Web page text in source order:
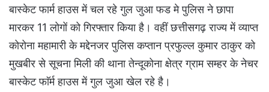
बास्केट फार्म हाउस में चल रहे गुल जुआ फड मे पुलिस ने छापा
मारकर 11 लोगों को गिरफ्तार किया है। वहीं छत्तीसगढ़ राज्य में व्याप्त
कोरोना महामारी के मद्देनजर पुलिस कप्तान प्रफुल्ल कुमार ठाकुर को
मुखबीर से सूचना मिली की थाना तेन्दूकोना क्षेत्र ग्राम सम्हर के नेचर
बास्केट फाॅर्म हाउस में गुल जुआ खेल रहे है।